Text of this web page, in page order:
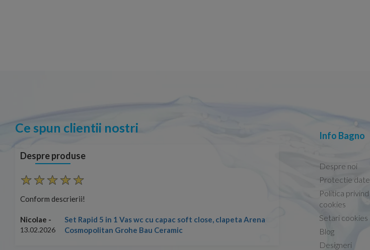
Ce spun clientii nostri
Despre produse
Conform descrierii!
Nicolae -
13.02.2026
Set Rapid 5 in 1 Vas wc cu capac soft close, clapeta Arena
Cosmopolitan Grohe Bau Ceramic
Conform descrierii!
13.02.2026
Info Bagno
Despre noi
Protectie date
Politica privind
cookies
Setari cookies
Blog
Designeri